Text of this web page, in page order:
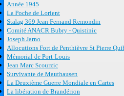
Année 1945
La Poche de Lorient
Stalag 369 Jean Fernand Remondin
Comité ANACR Bubry - Quistinic
Joseph Jarno
Allocutions Fort de Penthièvre St Pierre
Mémorial de Port-Louis
Jean Marc Scourzic
Survivante de Mauthausen
La Deuxième Guerre Mondiale en Cartes
La libération de Brandérion